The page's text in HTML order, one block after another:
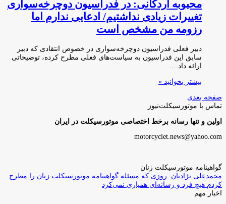
محبوبه اردکانی: در فدراسیون دوچرخه‌سواری
تغییرات زیادی نداشتیم/ ادعایی ندارم اما
رزومه من مشخص است
دبیر فعلی فدراسیون دوچرخه‌سواری در خصوص انتقادی که دبیر
سابق این فدراسیون به سیاست‌های فعلی مطرح کرده، توضیحاتی
ارائه داد.…
بیشتر بخوانید »
صفحه بعدی
تماس با موتورسیکلت‌نیوز
اولین و تنها رسانه برخط اختصاصی موتورسیکلت در ایران
motorcyclet.news@yahoo.com
گواهینامه موتورسیکلت زنان
محمدعلی نژادیان: روزی که مسئله گواهینامه موتورسیکلت زنان را مطرح
کردم هیچ فرد و رسانه‌ای همیاری نمی‌کرد
اخبار مهم